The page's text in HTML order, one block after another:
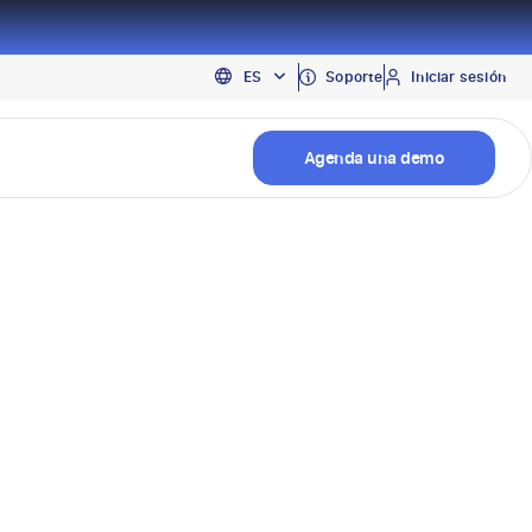
ES
EN
PT
Soporte Iniciar sesión
Agenda una demo